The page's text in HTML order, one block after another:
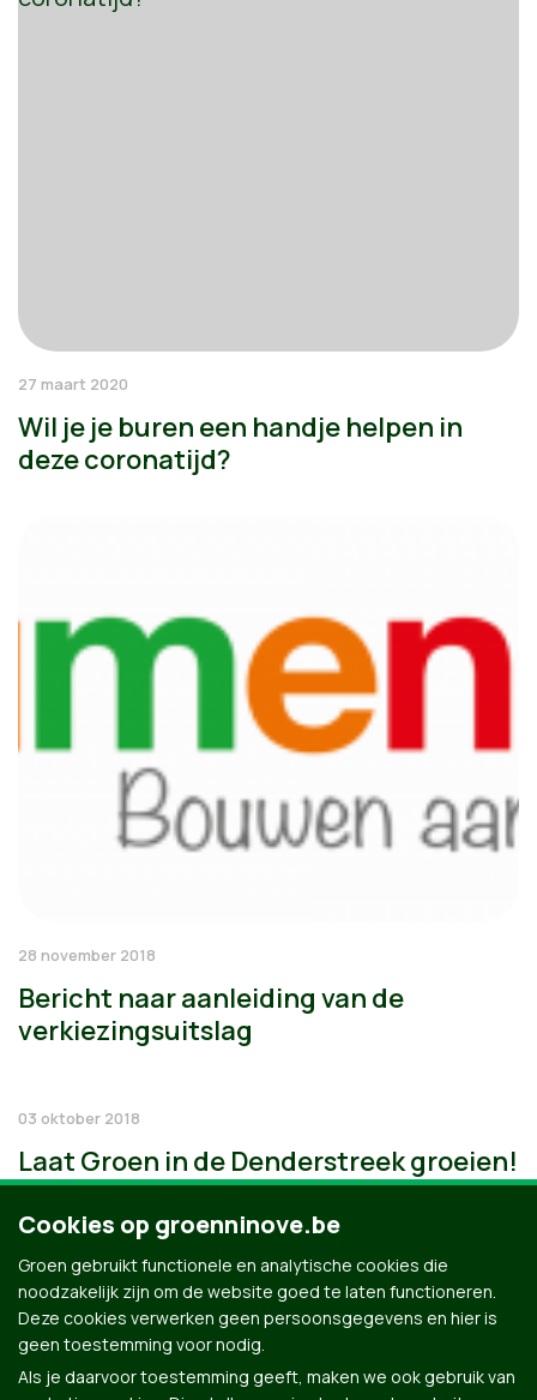
27 maart 2020
Wil je je buren een handje helpen in
deze coronatijd?
28 november 2018
Bericht naar aanleiding van de
verkiezingsuitslag
03 oktober 2018
Laat Groen in de Denderstreek groeien!
Cookies op groenninove.be
Groen gebruikt functionele en analytische cookies die
noodzakelijk zijn om de website goed te laten functioneren.
Deze cookies verwerken geen persoonsgegevens en hier is
geen toestemming voor nodig.
Als je daarvoor toestemming geeft, maken we ook gebruik van